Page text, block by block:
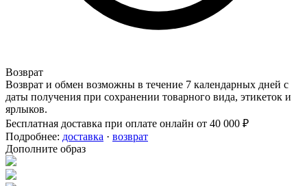
Возврат
Возврат и обмен возможны в течение 7 календарных дней с
даты получения при сохранении товарного вида, этикеток и
ярлыков.
Бесплатная доставка при оплате онлайн от 40 000 ₽
Подробнее: доставка · возврат
Дополните образ